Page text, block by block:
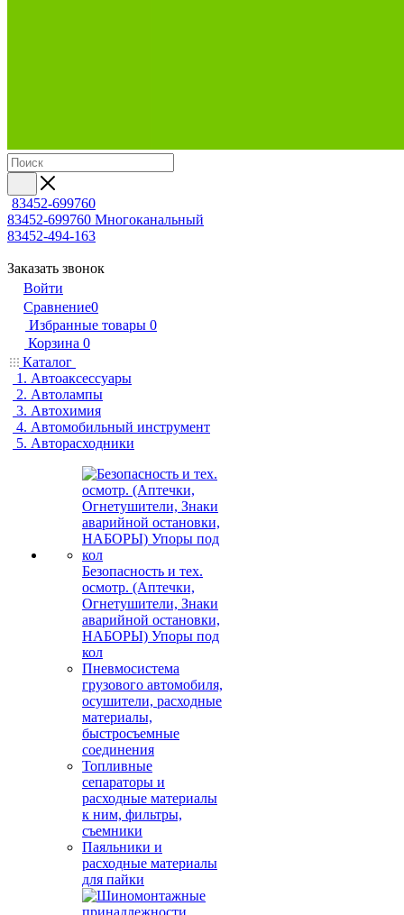
83452-699760
83452-699760 Многоканальный
83452-494-163
Заказать звонок
Войти
Сравнение0
Избранные товары 0
Корзина 0
Каталог
1. Автоаксессуары
2. Автолампы
3. Автохимия
4. Автомобильный инструмент
5. Авторасходники
Безопасность и тех.
осмотр. (Аптечки,
Огнетушители, Знаки
аварийной остановки,
НАБОРЫ) Упоры под
кол
Пневмосистема
грузового автомобиля,
осушители, расходные
материалы,
быстросъемные
соединения
Топливные
сепараторы и
расходные материалы
к ним, фильтры,
съемники
Паяльники и
расходные материалы
для пайки